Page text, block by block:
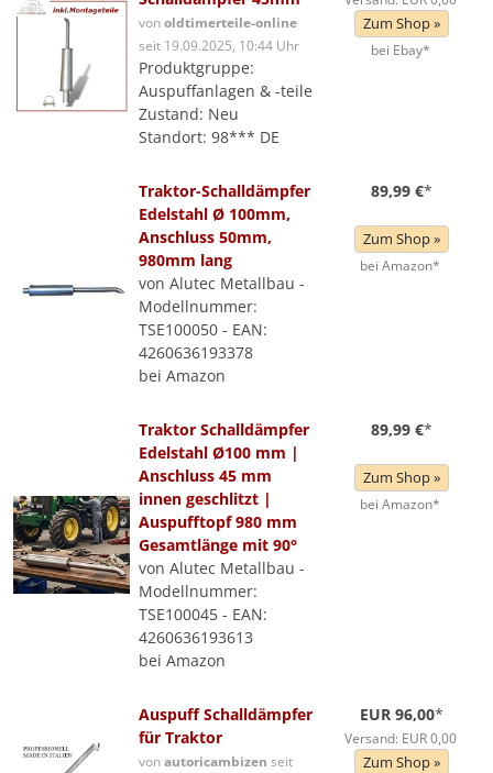
vonoldtimerteile-online
seit 19.09.2025, 10:44 Uhr
Produktgruppe:
Auspuffanlagen & -teile
Zustand: Neu
Standort: 98*** DE
Zum Shop »
bei Ebay*
Traktor-Schalldämpfer
Edelstahl Ø 100mm,
Anschluss 50mm,
980mm lang
von Alutec Metallbau -
Modellnummer:
TSE100050 - EAN:
4260636193378
bei Amazon
89,99 €*
Zum Shop »
bei Amazon*
Traktor Schalldämpfer
Edelstahl Ø100 mm |
Anschluss 45 mm
innen geschlitzt |
Auspufftopf 980 mm
Gesamtlänge mit 90°
von Alutec Metallbau -
Modellnummer:
TSE100045 - EAN:
4260636193613
bei Amazon
89,99 €*
Zum Shop »
bei Amazon*
Auspuff Schalldämpfer
für Traktor
vonautoricambizen seit
EUR 96,00*
Versand: EUR 0,00
Zum Shop »